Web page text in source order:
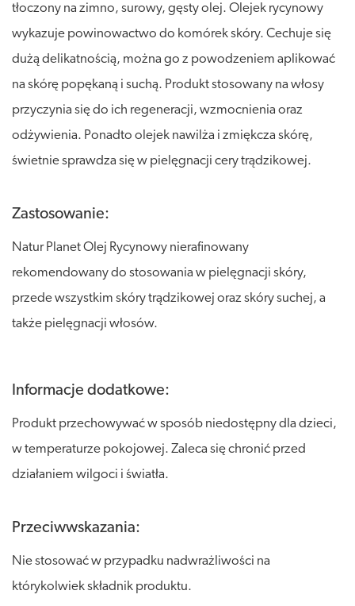
tłoczony na zimno, surowy, gęsty olej. Olejek rycynowy
wykazuje powinowactwo do komórek skóry. Cechuje się
dużą delikatnością, można go z powodzeniem aplikować
na skórę popękaną i suchą. Produkt stosowany na włosy
przyczynia się do ich regeneracji, wzmocnienia oraz
odżywienia. Ponadto olejek nawilża i zmiękcza skórę,
świetnie sprawdza się w pielęgnacji cery trądzikowej.
Zastosowanie:
Natur Planet Olej Rycynowy nierafinowany
rekomendowany do stosowania w pielęgnacji skóry,
przede wszystkim skóry trądzikowej oraz skóry suchej, a
także pielęgnacji włosów.
Informacje dodatkowe:
Produkt przechowywać w sposób niedostępny dla dzieci,
w temperaturze pokojowej. Zaleca się chronić przed
działaniem wilgoci i światła.
Przeciwwskazania:
Nie stosować w przypadku nadwrażliwości na
którykolwiek składnik produktu.